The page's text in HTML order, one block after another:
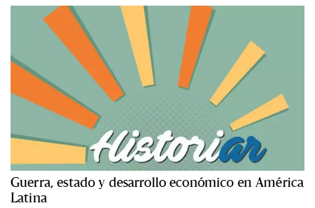
Guerra, estado y desarrollo económico en América
Latina